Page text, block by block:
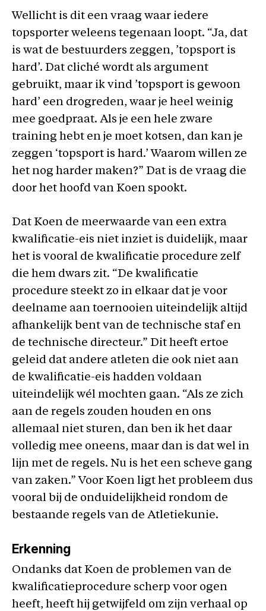
Wellicht is dit een vraag waar iedere
topsporter weleens tegenaan loopt. “Ja, dat
is wat de bestuurders zeggen, ’topsport is
hard’. Dat cliché wordt als argument
gebruikt, maar ik vind ’topsport is gewoon
hard’ een drogreden, waar je heel weinig
mee goedpraat. Als je een hele zware
training hebt en je moet kotsen, dan kan je
zeggen ‘topsport is hard.’ Waarom willen ze
het nog harder maken?” Dat is de vraag die
door het hoofd van Koen spookt.
Dat Koen de meerwaarde van een extra
kwalificatie-eis niet inziet is duidelijk, maar
het is vooral de kwalificatie procedure zelf
die hem dwars zit. “De kwalificatie
procedure steekt zo in elkaar dat je voor
deelname aan toernooien uiteindelijk altijd
afhankelijk bent van de technische staf en
de technische directeur.” Dit heeft ertoe
geleid dat andere atleten die ook niet aan
de kwalificatie-eis hadden voldaan
uiteindelijk wél mochten gaan. “Als ze zich
aan de regels zouden houden en ons
allemaal niet sturen, dan ben ik het daar
volledig mee oneens, maar dan is dat wel in
lijn met de regels. Nu is het een scheve gang
van zaken.” Voor Koen ligt het probleem dus
vooral bij de onduidelijkheid rondom de
bestaande regels van de Atletiekunie.
Erkenning
Ondanks dat Koen de problemen van de
kwalificatieprocedure scherp voor ogen
heeft, heeft hij getwijfeld om zijn verhaal op